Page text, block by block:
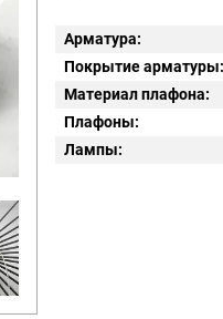
Арматура:
Покрытие арматуры:
Материал плафона:
Плафоны:
Лампы: